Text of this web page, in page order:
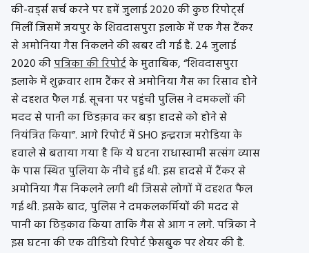
की-वर्ड्स सर्च करने पर हमें जुलाई 2020 की कुछ रिपोर्ट्स
मिलीं जिसमें जयपुर के शिवदासपुरा इलाके में एक गैस टैंकर
से अमोनिया गैस निकलने की खबर दी गई है. 24 जुलाई
2020 कीपत्रिका की रिपोर्टके मुताबिक, “शिवदासपुरा
इलाके में शुक्रवार शाम टैंकर से अमोनिया गैस का रिसाव होने
से दहशत फैल गई. सूचना पर पहुंची पुलिस ने दमकलों की
मदद से पानी का छिडक़ाव कर बड़ा हादसे को होने से
नियंत्रित किया”. आगे रिपोर्ट में SHO इन्द्रराज मरोडिया के
हवाले से बताया गया है कि ये घटना राधास्वामी सत्संग व्यास
के पास स्थित पुलिया के नीचे हुई थी. इस हादसे में टैंकर से
अमोनिया गैस निकलने लगी थी जिससे लोगों में दहशत फैल
गई थी. इसके बाद, पुलिस ने दमकलकर्मियों की मदद से
पानी का छिड़काव किया ताकि गैस से आग न लगे. पत्रिका ने
इस घटना की एक वीडियो रिपोर्ट फ़ेसबुक पर शेयर की है.